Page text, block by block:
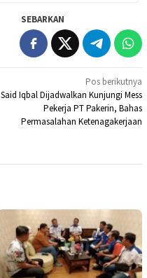
SEBARKAN
Pos berikutnya
Said Iqbal Dijadwalkan Kunjungi Mess
Pekerja PT Pakerin, Bahas
Permasalahan Ketenagakerjaan